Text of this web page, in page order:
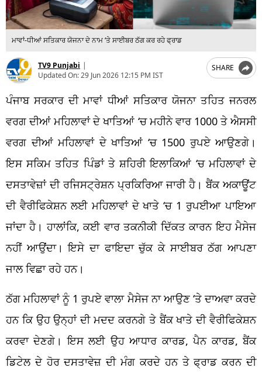
ਮਾਵਾਂ-ਧੀਆਂ ਸਤਿਕਾਰ ਯੋਜਨਾ ਦੇ ਨਾਮ ‘ਤੇ ਸਾਈਬਰ ਠੱਗ ਕਰ ਰਹੇ ਫ੍ਰਾਡ
TV9 Punjabi |
Updated On:29 Jun 2026 12:15 PM IST
SHARE
ਪੰਜਾਬ ਸਰਕਾਰ ਦੀ ਮਾਵਾਂ ਧੀਆਂ ਸਤਿਕਾਰ ਯੋਜਨਾ ਤਹਿਤ ਜਨਰਲ
ਵਰਗ ਦੀਆਂ ਮਹਿਲਾਵਾਂ ਦੇ ਖਾਤਿਆਂ ‘ਚ ਮਹੀਨੇ ਵਾਰ 1000 ਤੇ ਐਸਸੀ
ਵਰਗ ਦੀਆਂ ਮਹਿਲਾਵਾਂ ਦੇ ਖਾਤਿਆਂ ‘ਚ 1500 ਰੁਪਏ ਆਉਣਗੇ।
ਇਸ ਸਕਿਮ ਤਹਿਤ ਪਿੰਡਾਂ ਤੇ ਸ਼ਹਿਰੀ ਇਲਾਕਿਆਂ ‘ਚ ਮਹਿਲਾਵਾਂ ਦੇ
ਦਸਤਾਵੇਜ਼ਾਂ ਦੀ ਰਜਿਸਟ੍ਰੇਸ਼ਨ ਪ੍ਰਕਿਰਿਆ ਜਾਰੀ ਹੈ। ਬੈਂਕ ਅਕਾਊਂਟ
ਦੀ ਵੈਰੀਫਿਕੇਸ਼ਨ ਲਈ ਮਹਿਲਾਵਾਂ ਦੇ ਖਾਤੇ ‘ਚ 1 ਰੁਪਈਆ ਪਾਇਆ
ਜਾਂਦਾ ਹੈ। ਹਾਲਾਂਕਿ, ਕਈ ਵਾਰ ਤਕਨੀਕੀ ਦਿੱਕਤ ਕਾਰਨ ਇਹ ਮੈਸੇਜ
ਨਹੀਂ ਆਉਂਦਾ। ਇਸੇ ਦਾ ਫਾਇਦਾ ਚੁੱਕ ਕੇ ਸਾਈਬਰ ਠੱਗ ਆਪਣਾ
ਜਾਲ ਵਿਛਾ ਰਹੇ ਹਨ।
ਠੱਗ ਮਹਿਲਾਵਾਂ ਨੂੰ 1 ਰੁਪਏ ਵਾਲਾ ਮੈਸੇਜ ਨਾ ਆਉਣ ‘ਤੇ ਦਾਅਵਾ ਕਰਦੇ
ਹਨ ਕਿ ਉਹ ਉਨ੍ਹਾਂ ਦੀ ਮਦਦ ਕਰਨਗੇ ਤੇ ਬੈਂਕ ਖਾਤੇ ਦੀ ਵੈਰੀਫਿਕੇਸ਼ਨ
ਕਰਵਾ ਦੇਣਗੇ। ਇਸ ਲਈ ਉਹ ਆਧਾਰ ਕਾਰਡ, ਪੈਨ ਕਾਰਡ, ਬੈਂਕ
ਡਿਟੇਲ ਦੇ ਹੋਰ ਦਸਤਾਵੇਜ਼ ਦੀ ਮੰਗ ਕਰਦੇ ਹਨ ਤੇ ਫ੍ਰਾਡ ਕਰਨ ਦੀ